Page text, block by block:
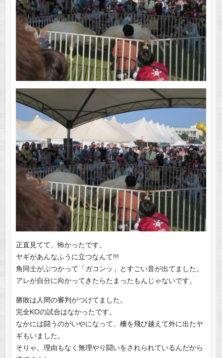
正直見てて、怖かったです。
ヤギがあんなふうに立つなんて!!!
角同士がぶつかって「ガコンッ」とすごい音が出てました。
アレが自分に向かってきたらたまったもんじゃないです。
勝敗は人間の審判がつけてました。
完全KOの試合はなかったです。
なかには闘うのがいやになって、柵を飛び越えて外に出たヤ
ギもいました。
そりゃ、理由もなく無理やり闘いをされられているんだから